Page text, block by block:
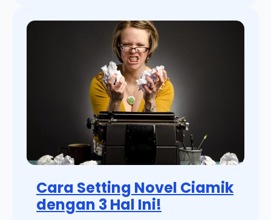
Cara Setting Novel Ciamik
dengan 3 Hal Ini!